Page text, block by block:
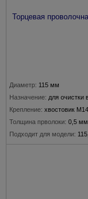
Торцевая
Диаметр: 115 мм
Назначение: для очистки
Крепление: хвостовик М14
Толщина прволоки: 0,5 мм
Подходит для модели: